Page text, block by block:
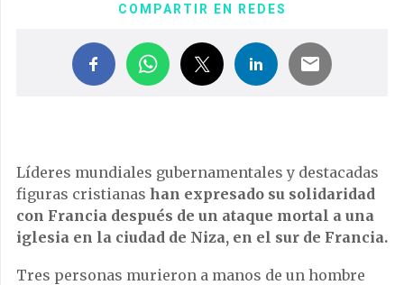
COMPARTIR EN REDES
Líderes mundiales gubernamentales y destacadas
figuras cristianas han expresado su solidaridad
con Francia después de un ataque mortal a una
iglesia en la ciudad de Niza, en el sur de Francia.
Tres personas murieron a manos de un hombre